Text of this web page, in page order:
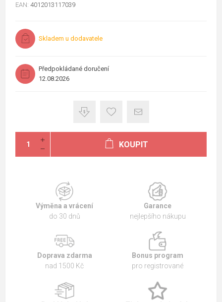
EAN: 4012013117039
Skladem u dodavatele
Předpokládané doručení
12.08.2026
KOUPIT
Výměna a vrácení
do 30 dnů
Garance
nejlepšího nákupu
Doprava zdarma
nad 1500 Kč
Bonus program
pro registrované